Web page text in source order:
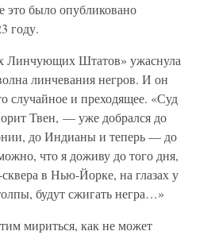
это было опубликовано
году.
Линчующих Штатов» ужаснула
линчевания негров. И он
случайное и преходящее. «Суд
Твен, — уже добрался до
до Индианы и теперь — до
что я доживу до того дня,
в Нью-Йорке, на глазах у
будут сжигать негра…»
мириться, как не может